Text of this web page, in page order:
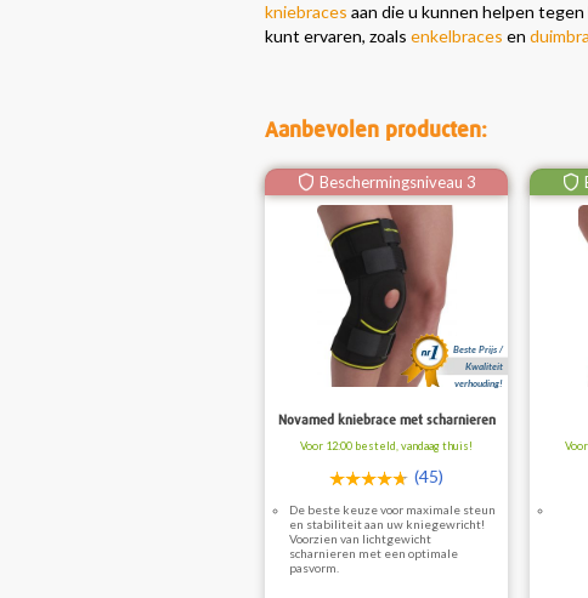
kniebracesaan die u kunnen helpen
kunt ervaren, zoalsenkelbracesen
Aanbevolen producten:
Beschermingsniveau 3
Beste Prijs /
Kwaliteit
verhouding!
Novamed kniebrace met scharnieren
Voor 12:00 besteld, vandaag thuis!
(45)
De beste keuze voor maximale steun
en stabiliteit aan uw kniegewricht!
Voorzien van lichtgewicht
scharnieren met een optimale
pasvorm.